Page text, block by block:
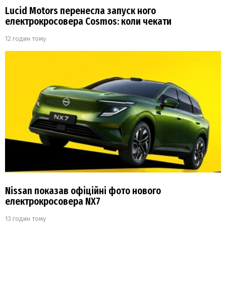
Lucid Motors перенесла запуск ного
електрокросовера Cosmos: коли чекати
12 годин тому
Nissan показав офіційні фото нового
електрокросовера NX7
13 годин тому